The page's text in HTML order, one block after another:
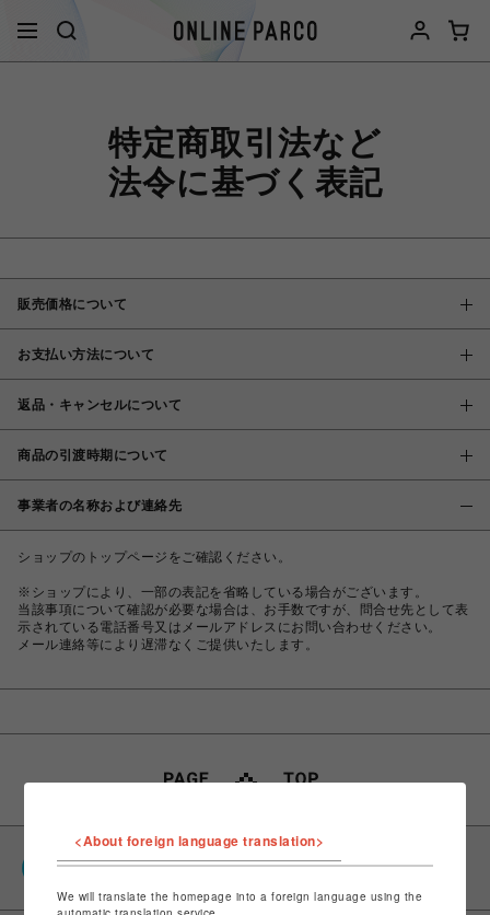
特定商取引法など
法令に基づく表記
販売価格について
お支払い方法について
返品・キャンセルについて
商品の引渡時期について
事業者の名称および連絡先
ショップのトップページをご確認ください。
※ショップにより、一部の表記を省略している場合がございます。
当該事項について確認が必要な場合は、お手数ですが、問合せ先として表
示されている電話番号又はメールアドレスにお問い合わせください。
メール連絡等により遅滞なくご提供いたします。
PARCOポイント
<About foreign language translation>
We will translate the homepage into a foreign language using the